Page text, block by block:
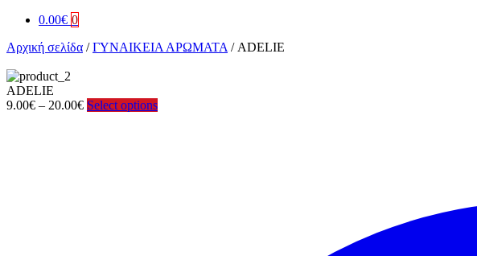
0.00€ 0
Αρχική σελίδα /ΓΥΝΑΙΚΕΙΑ ΑΡΩΜΑΤΑ / ADELIE
ADELIE
9.00€ – 20.00€Price
Select options